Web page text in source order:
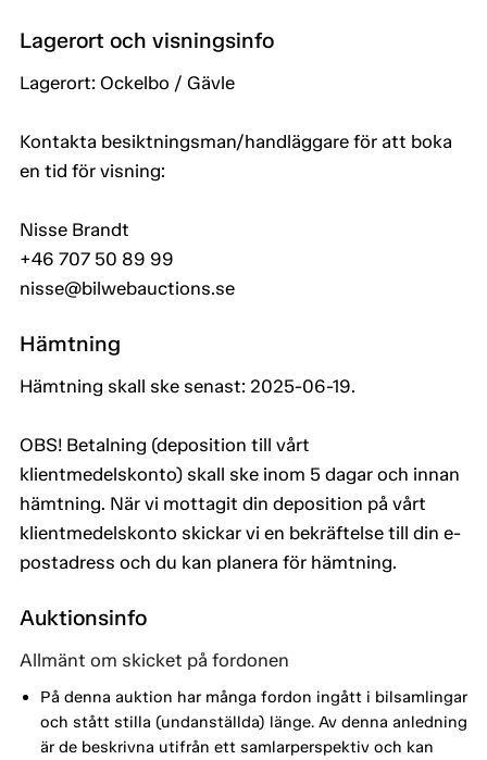
Lagerort och visningsinfo
Lagerort: Ockelbo / Gävle
Kontakta besiktningsman/handläggare för att boka
en tid för visning:
Nisse Brandt
+46 707 50 89 99
nisse@bilwebauctions.se
Hämtning
Hämtning skall ske senast: 2025-06-19.
OBS! Betalning (deposition till vårt
klientmedelskonto) skall ske inom 5 dagar och innan
hämtning. När vi mottagit din deposition på vårt
klientmedelskonto skickar vi en bekräftelse till din e-
postadress och du kan planera för hämtning.
Auktionsinfo
Allmänt om skicket på fordonen
På denna auktion har många fordon ingått i bilsamlingar
och stått stilla (undanställda) länge. Av denna anledning
är de beskrivna utifrån ett samlarperspektiv och kan